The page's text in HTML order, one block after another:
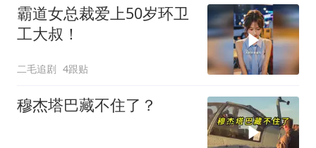
霸道女总裁爱上50岁环卫
工大叔！
二毛追剧 4跟贴
穆杰塔巴藏不住了？